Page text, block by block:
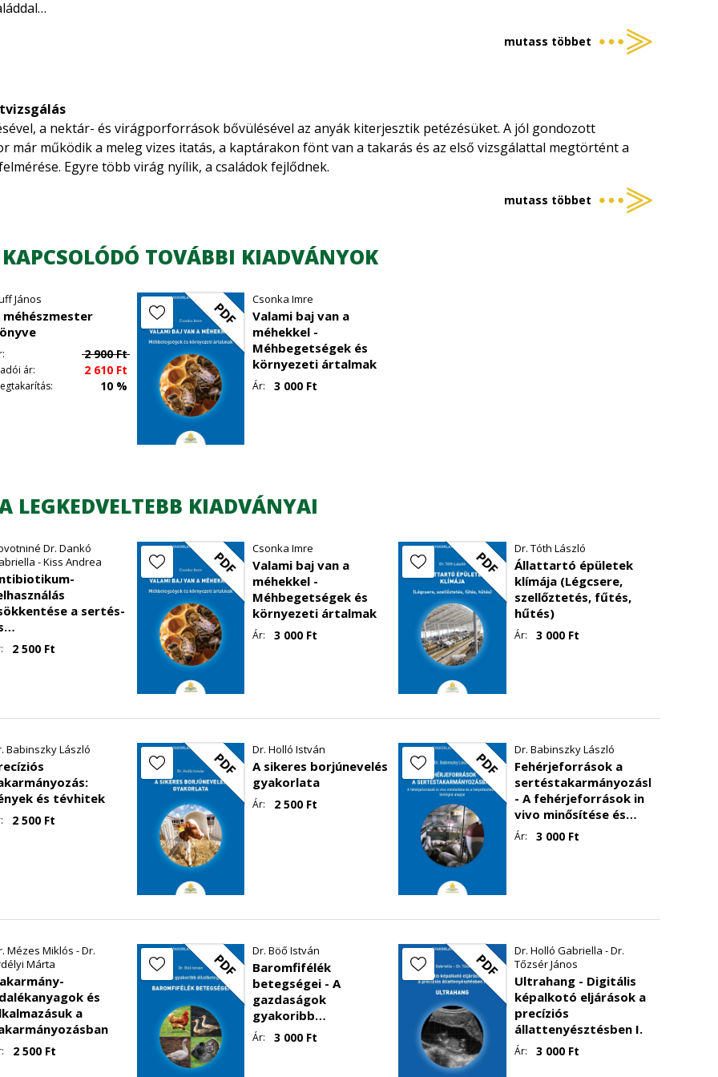
és működése
fejlődése
késleltetése
mutass többet
a nektár- és virágporforrások bővülésével az anyák kiterjesztik petézésüket. A jól gondozott
már működik a meleg vizes itatás, a kaptárakon fönt van a takarás és az első vizsgálattal megtörtént a
Egyre több virág nyílik, a családok fejlődnek.
mutass többet
TOVÁBBI KIADVÁNYOK
János
méhészmester
2 900Ft
ár: 2 610Ft
10 %
PDF Csonka Imre
Valami baj van a
méhekkel -
Méhbegetségek és
környezeti ártalmak
Ár: 3 000 Ft
LEGKEDVELTEBB KIADVÁNYAI
Dr. Dankó
- Kiss Andrea
a sertés-
2 500 Ft
PDF Csonka Imre
Valami baj van a
méhekkel -
Méhbegetségek és
környezeti ártalmak
Ár: 3 000 Ft
PDF Dr. Tóth László
Állattartó épületek
klímája (Légcsere,
szellőztetés, fűtés,
hűtés)
Ár: 3 000Ft
Babinszky László
és tévhitek
2 500 Ft
PDF Dr. Holló István
A sikeres borjúnevelés
gyakorlata
Ár: 2 500 Ft
PDF Dr. Babinszky László
Fehérjeforrások a
sertéstakarmányozásban
- A fehérjeforrások in
vivo minősítése és
helyettesítésük
biológiai alapjai
Ár: 3 000Ft
Mézes Miklós - Dr.
Márta
és
a
2 500Ft
PDF Dr. Böő István
Baromfifélék
betegségei - A
gazdaságok
gyakoribb
állatbetegségei III.
Ár: 3 000 Ft
PDF
Dr. Holló Gabriella - Dr.
Tőzsér János
Ultrahang - Digitális
képalkotó eljárások a
precíziós
állattenyésztésben I.
Ár: 3 000 Ft